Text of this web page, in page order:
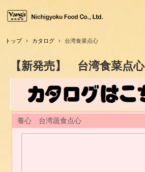
トップ › カタログ › 台湾食菜点心
【新発売】 台湾食菜点心
養心 台湾蔬食点心